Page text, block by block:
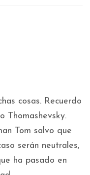
cosas. Recuerdo
Thomashevsky.
Tom salvo que
serán neutrales,
ha pasado en